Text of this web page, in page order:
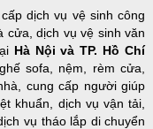
dịch vụ vệ sinh công
cửa, dịch vụ vệ sinh văn
Hà Nội và TP. Hồ Chí
sofa, nệm, rèm cửa,
cung cấp người giúp
khuẩn, dịch vụ vận tải,
vụ tháo lắp di chuyển